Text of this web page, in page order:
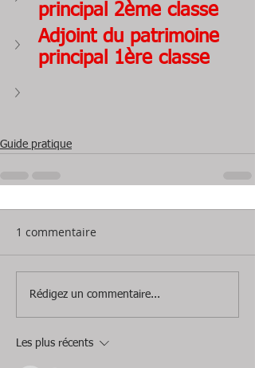
principal 2ème classe
Adjoint du patrimoine
principal 1ère classe
Guide pratique
1 commentaire
Rédigez un commentaire...
Les plus récents